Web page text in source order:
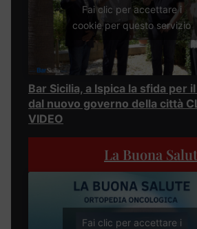
Fai clic per accettare i
cookie per questo servizio
Bar Sicilia, a Ispica la sfida per
dal nuovo governo della città
VIDEO
La Buona
Fai clic per accettare i